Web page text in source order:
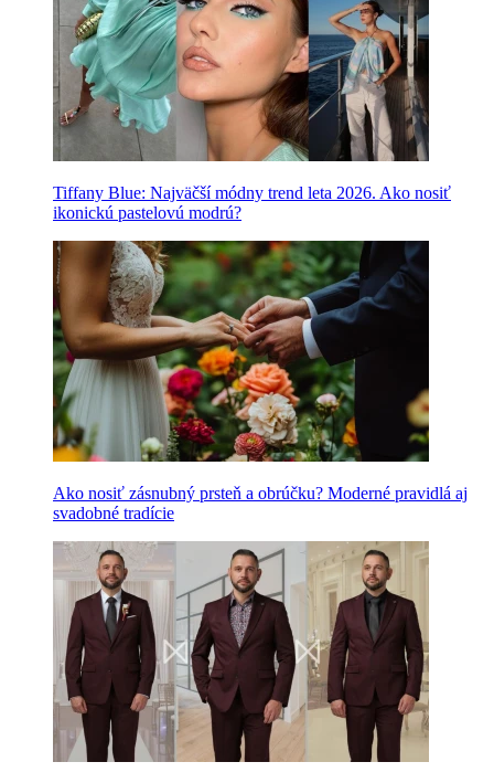
Tiffany Blue: Najväčší módny trend leta 2026. Ako nosiť
ikonickú pastelovú modrú?
Ako nosiť zásnubný prsteň a obrúčku? Moderné pravidlá aj
svadobné tradície